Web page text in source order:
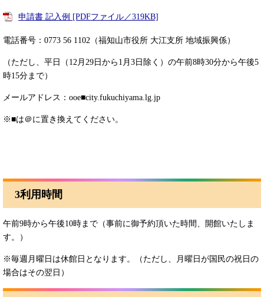
申請書 記入例 [PDFファイル／319KB]
電話番号：0773 56 1102（福知山市役所 大江支所 地域振興係）
（ただし、平日（12月29日から1月3日除く）の午前8時30分から午後5
時15分まで）
メールアドレス：ooe■city.fukuchiyama.lg.jp
※■は＠に置き換えてください。
3利用時間
午前9時から午後10時まで（事前に御予約頂いた時間、開館いたしま
す。）
※毎週月曜日は休館日となります。（ただし、月曜日が国民の祝日の
場合はその翌日）